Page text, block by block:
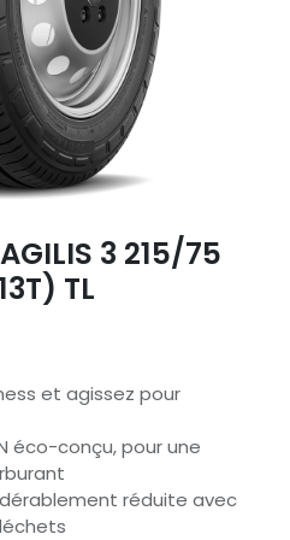
3 215/75
TL
et agissez pour
éco-conçu, pour une
réduite avec